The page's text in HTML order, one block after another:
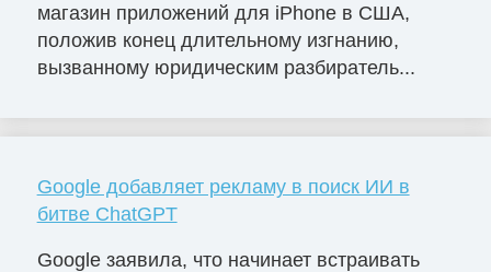
магазин приложений для iPhone в США,
положив конец длительному изгнанию,
вызванному юридическим разбиратель...
Google добавляет рекламу в поиск ИИ в
битве ChatGPT
Google заявила, что начинает встраивать